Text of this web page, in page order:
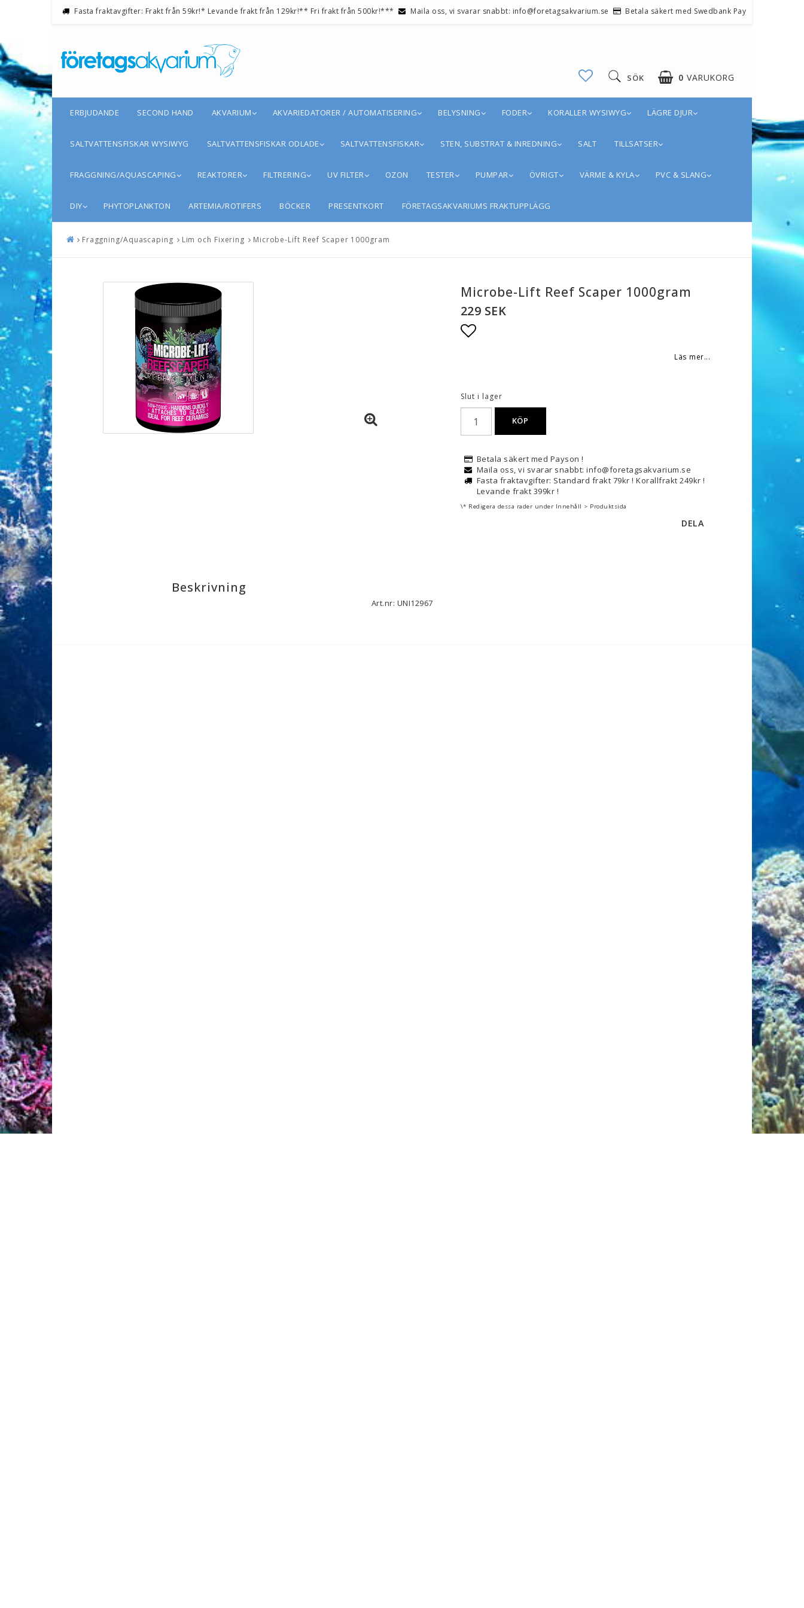
Fasta fraktavgifter: Frakt från 59kr!* Levande frakt från 129kr!** Fri frakt från 500kr!*** Maila oss, vi svarar snabbt: info@foretagsakvarium.se Betala säkert med Swedbank Pay
0 VARUKORG
SÖK
ERBJUDANDE SECOND HAND AKVARIUM AKVARIEDATORER / AUTOMATISERING BELYSNING FODER KORALLER WYSIWYG LÄGRE DJUR
SALTVATTENSFISKAR WYSIWYG SALTVATTENSFISKAR ODLADE SALTVATTENSFISKAR STEN, SUBSTRAT & INREDNING SALT TILLSATSER
FRAGGNING/AQUASCAPING REAKTORER FILTRERING UV FILTER OZON TESTER PUMPAR ÖVRIGT VÄRME & KYLA PVC & SLANG
DIY PHYTOPLANKTON ARTEMIA/ROTIFERS BÖCKER PRESENTKORT FÖRETAGSAKVARIUMS FRAKTUPPLÄGG
Fraggning/Aquascaping Lim och Fixering Microbe-Lift Reef Scaper 1000gram
Microbe-Lift Reef Scaper 1000gram
229 SEK
Läs mer...
Slut i lager
KÖP
Betala säkert med Payson !
Maila oss, vi svarar snabbt: info@foretagsakvarium.se
Fasta fraktavgifter: Standard frakt 79kr ! Korallfrakt 249kr !
Levande frakt 399kr !
\* Redigera dessa rader under Innehåll > Produktsida
DELA
Beskrivning
Art.nr: UNI12967